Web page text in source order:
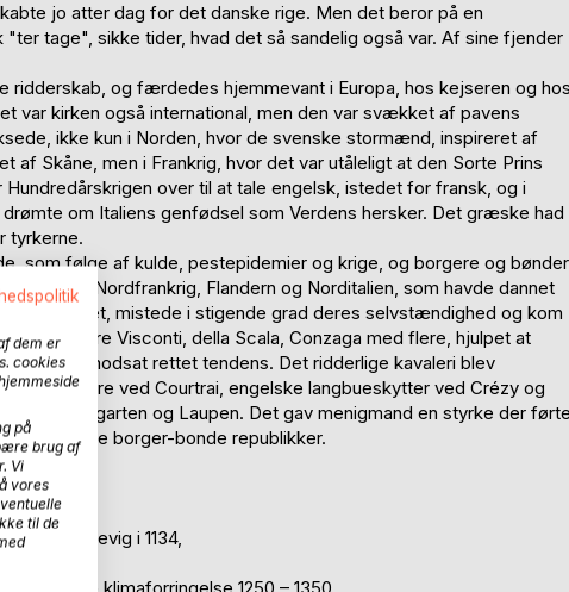
jo atter dag for det danske rige. Men det beror på en
tage", sikke tider, hvad det så sandelig også var. Af sine fjender
ridderskab, og færdedes hjemmevant i Europa, hos kejseren og
var kirken også international, men den var svækket af pavens
ikke kun i Norden, hvor de svenske stormænd, inspireret af
af Skåne, men i Frankrig, hvor det var utåleligt at den Sorte Prins
over til at tale engelsk, istedet for fransk, og i
om Italiens genfødsel som Verdens hersker. Det græske had
tyrkerne.
som følge af kulde, pestepidemier og krige, og borgere og bønder
byerne i Nordfrankrig, Flandern og Norditalien, som havde dannet
1000-tallet, mistede i stigende grad deres selvstændighed og kom
være Visconti, della Scala, Conzaga med flere, hjulpet at
også en modsat rettet tendens. Det ridderlige kavaleri blev
ved Courtrai, engelske langbueskytter ved Crézy og
ved Morgarten og Laupen. Det gav menigmand en styrke der
borger-bonde republikker.
ved Fodevig i 1134,
dem er
cookies
på
brug af
Vi
vores
til de